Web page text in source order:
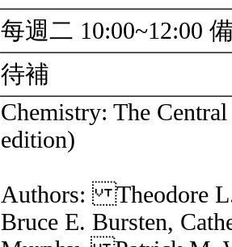
每週二 10:00~12:00
待補
Chemistry: The
edition)
Authors: Theodore
Bruce E. Bursten,